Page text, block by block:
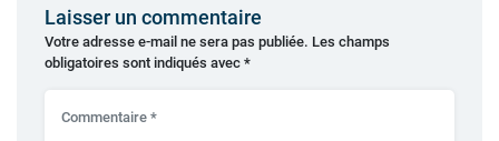
Laisser un commentaire
Votre adresse e-mail ne sera pas publiée. Les champs
obligatoires sont indiqués avec *